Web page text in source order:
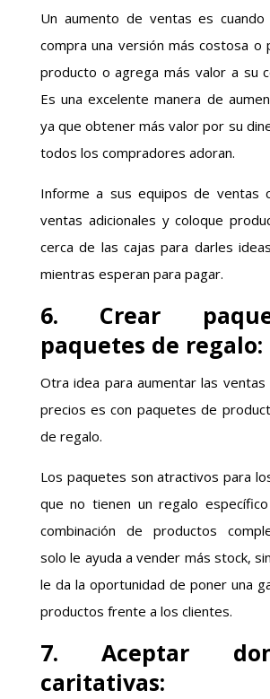
Un aumento de ventas es
compra una versión más costosa o
producto o agrega más valor a su
Es una excelente manera de
ya que obtener más valor por su
todos los compradores adoran.
Informe a sus equipos de ventas
ventas adicionales y coloque
cerca de las cajas para darles
mientras esperan para pagar.
6. Crear
paquetes de regalo:
Otra idea para aumentar las ventas
precios es con paquetes de
de regalo.
Los paquetes son atractivos para
que no tienen un regalo
combinación de productos
solo le ayuda a vender más stock,
le da la oportunidad de poner una
productos frente a los clientes.
7. Aceptar
caritativas: